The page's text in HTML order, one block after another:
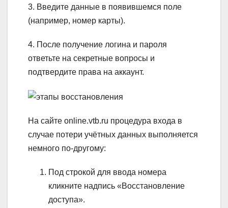
3. Введите данные в появившемся поле
(например, номер карты).
4. После получение логина и пароля
ответьте на секретные вопросы и
подтвердите права на аккаунт.
На сайте online.vtb.ru процедура входа в
случае потери учётных данных выполняется
немного по-другому:
Под строкой для ввода номера
кликните надпись «Восстановление
доступа».